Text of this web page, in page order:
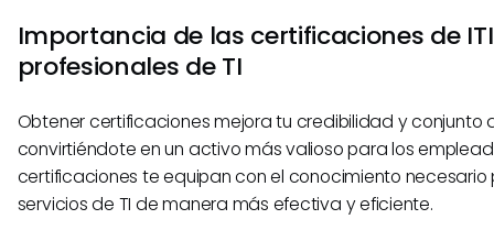
Importancia de las certificaciones de
profesionales de TI
Obtener certificaciones mejora tu credibilidad y conjunto
convirtiéndote en un activo más valioso para los
certificaciones te equipan con el conocimiento necesario
servicios de TI de manera más efectiva y eficiente.